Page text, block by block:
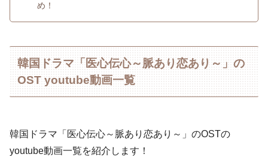
め！
韓国ドラマ「医心伝心～脈あり恋あり～」の
OST youtube動画一覧
韓国ドラマ「医心伝心～脈あり恋あり～」のOSTの
youtube動画一覧を紹介します！